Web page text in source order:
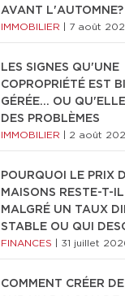
AVANT L'AUTOMNE?
IMMOBILIER 7 août
LES SIGNES QU'UNE
COPROPRIÉTÉ EST
GÉRÉE… OU
DES PROBLÈMES
IMMOBILIER 2 août
POURQUOI LE PRIX
MAISONS RESTE-T-
MALGRÉ UN TAUX
STABLE OU QUI
FINANCES 31 juillet
COMMENT CRÉER